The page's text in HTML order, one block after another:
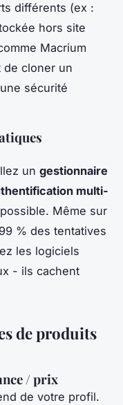
différents (ex :
hors site
Macrium
de cloner un
sécurité
un gestionnaire
multi-
Même sur
% des tentatives
les logiciels
- ils cachent
de produits
/ prix
de votre profil.